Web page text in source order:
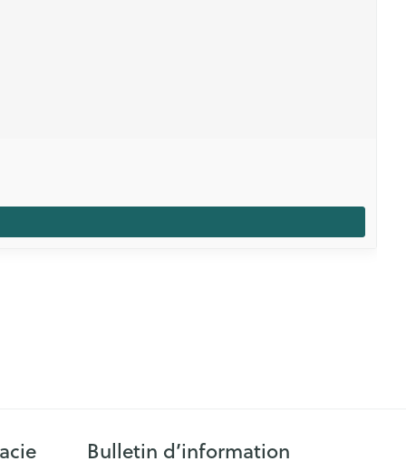
Bulletin d’information